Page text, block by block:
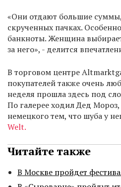
«Они отдают большие
скрученных пачках.
банкноты. Женщина
за него», - делится
В торговом центре
покупателей также очень
неделя прошла здесь под
По галерее ходил Дед
немецкого тем, что шуба у
Welt.
Читайте также
В Москве пройдет